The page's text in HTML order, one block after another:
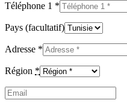
Téléphone 1 *
Pays (facultatif)
Adresse *
Région *
Email